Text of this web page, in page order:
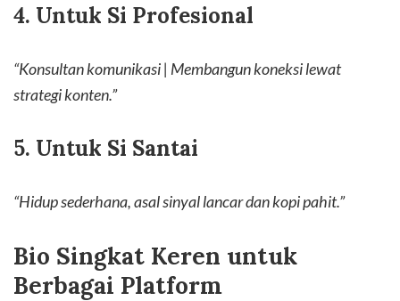
4. Untuk Si Profesional
“Konsultan komunikasi | Membangun koneksi lewat
strategi konten.”
5. Untuk Si Santai
“Hidup sederhana, asal sinyal lancar dan kopi pahit.”
Bio Singkat Keren untuk
Berbagai Platform